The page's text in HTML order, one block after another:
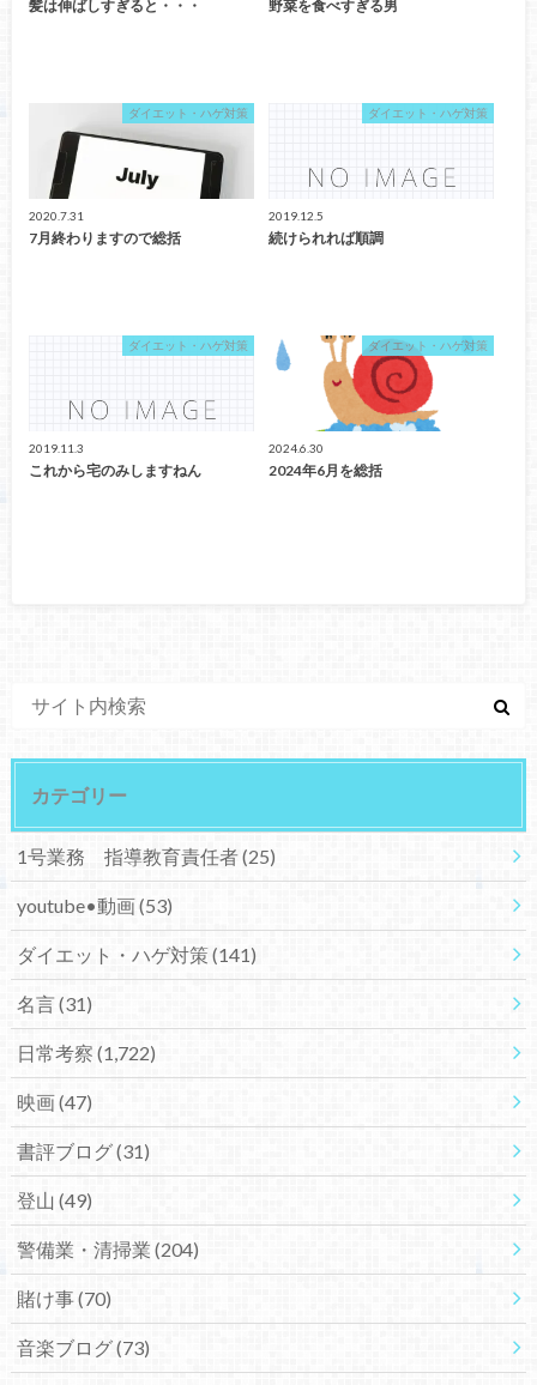
髪は伸ばしすぎると・・・ 野菜を食べすぎる男
ダイエット・ハゲ対策
2020.7.31
7月終わりますので総括
ダイエット・ハゲ対策
2019.12.5
続けられれば順調
ダイエット・ハゲ対策
2019.11.3
これから宅のみしますねん
ダイエット・ハゲ対策
2024.6.30
2024年6月を総括
カテゴリー
1号業務 指導教育責任者(25)
youtube•動画(53)
ダイエット・ハゲ対策(141)
名言(31)
日常考察 (1,722)
映画(47)
書評ブログ(31)
登山 (49)
警備業・清掃業 (204)
賭け事(70)
音楽ブログ(73)